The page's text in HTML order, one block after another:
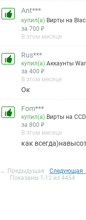
Ant***
купил(а) Вирты на
за 700 ₽
В этом месяце
Rus***
купил(а)Аккаунты
за 400 ₽
В этом месяце
Ок
Fom***
купил(а) Вирты на
за 800 ₽
В этом месяце
как
← Предыдущая Следующая
Показаны 1-12 из 4454